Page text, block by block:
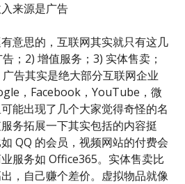
来源是广告
意思的，互联网其实就只有这几
；2) 增值服务；3) 实体售卖；
告其实是绝大部分互联网企业
，Facebook，YouTube，微
能出现了几个大家觉得奇怪的名
务拓展一下其实包括的内容挺
QQ 的会员，视频网站的付费会
服务如 Office365。实体售卖比
，自己赚个差价。虚拟物品就像